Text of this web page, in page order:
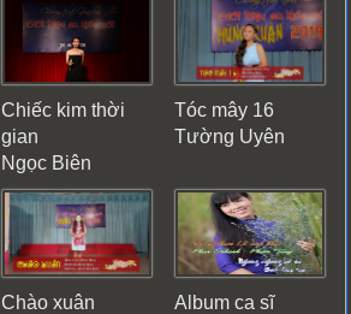
Chiếc kim thời
gian
Ngọc Biên
Tóc mây 16
Tường Uyên
Chào xuân
Album ca sĩ